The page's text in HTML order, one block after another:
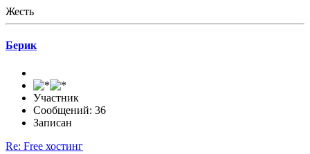
Жесть
Берик
Участник
Сообщений: 36
Записан
Re: Free хостинг